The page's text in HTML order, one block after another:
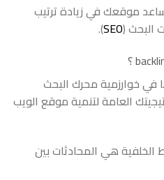
موقعك في زيادة ترتيب
البحث (SEO
).
في خوارزمية محرك البحث
العامة لتنمية موقع الويب
الخلفية هي المحادثات بين